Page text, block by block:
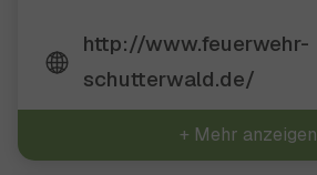
http://www.feuerwehr-
schutterwald.de/
+ Mehr anzeigen